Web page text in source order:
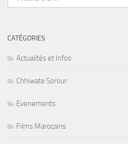
CATÉGORIES
Actualités et Infos
Chhiwate Sorour
Evenements
Films Marocains